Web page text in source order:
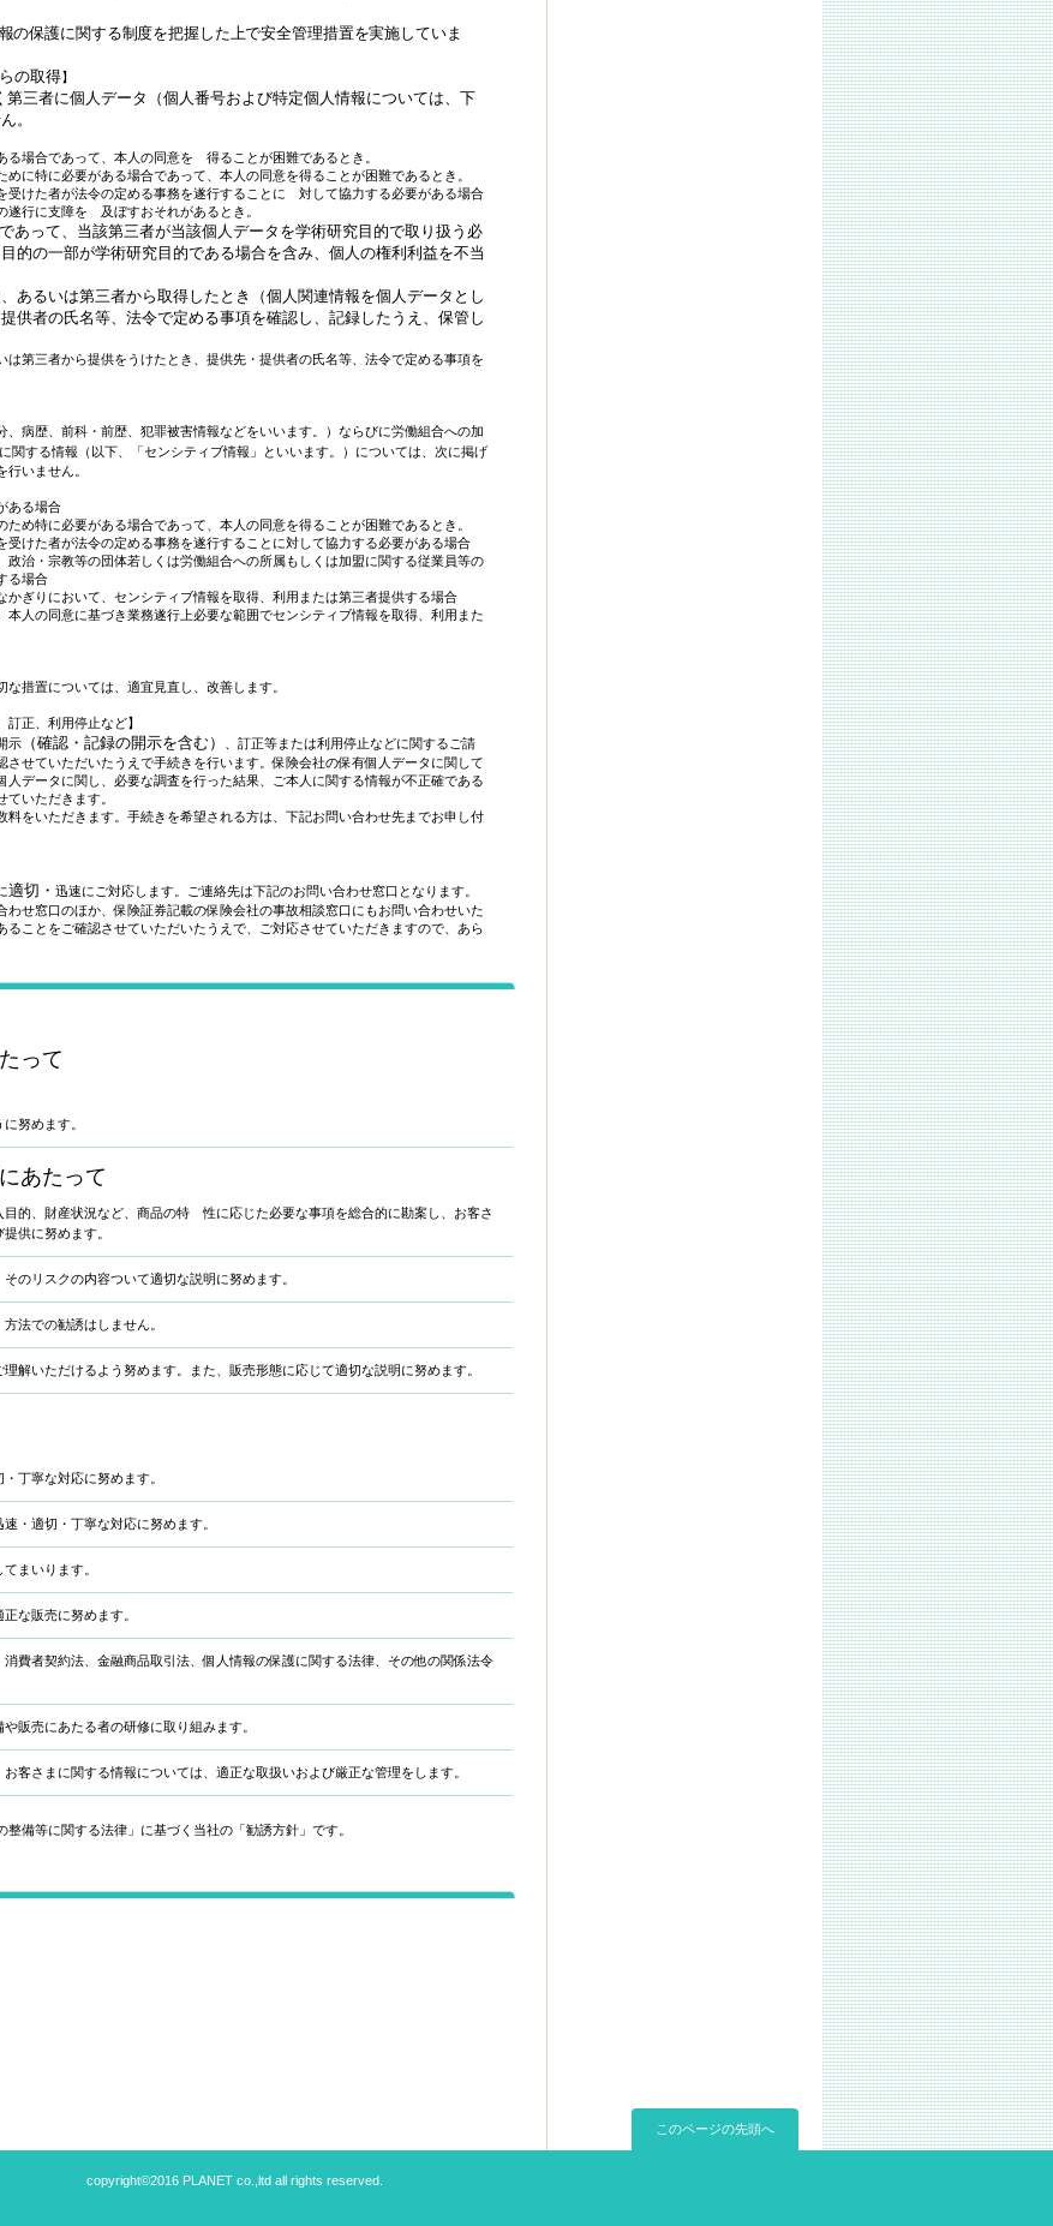
の保護に関する制度を把握した上で安全管理措置を実施していま
の取得】
三者に個人データ
（個人番号および特定個人情報については、下
。
場合であって、本人の同意を 得ることが困難であるとき。
に特に必要がある場合であって、本人の同意を得ることが困難であるとき。
けた者が法令の定める事務を遂行することに 対して協力する必要がある場合
遂行に支障を 及ぼすおそれがあるとき。
あって、当該第三者が当該個人データを学術研究目的で取り扱う必
的の一部が学術研究目的である場合を含み、個人の権利利益を不当
あるいは第三者から取得したとき（個人関連情報を個人データとし
供者の氏名等、法令で定める事項を確認し、記録したうえ、保管し
は第三者から提供をうけたとき、提供先・提供者の氏名等、法令で定める事項を
病歴、前科・前歴、犯罪被害情報などをいいます。）ならびに労働組合への加
関する情報（以下、「センシティブ情報」といいます。）については、次に掲げ
いません。
ある場合
め特に必要がある場合であって、本人の同意を得ることが困難であるとき。
けた者が法令の定める事務を遂行することに対して協力する必要がある場合
治・宗教等の団体若しくは労働組合への所属もしくは加盟に関する従業員等の
る場合
ぎりにおいて、センシティブ情報を取得、利用または第三者提供する場合
人の同意に基づき業務遂行上必要な範囲でセンシティブ情報を取得、利用また
措置については、適宜見直し、改善します。
訂正、利用停止など】
示
（確認・記録の開示を含む）
、訂正等または利用停止などに関するご請
せていただいたうえで手続きを行います。保険会社の保有個人データに関して
データに関し、必要な調査を行った結果、ご本人に関する情報が不正確である
いただきます。
をいただきます。手続きを希望される方は、下記お問い合わせ先までお申し付
適切・迅速にご対応します。ご連絡先は下記のお問い合わせ窓口となります。
わせ窓口のほか、保険証券記載の保険会社の事故相談窓口にもお問い合わせいた
ことをご確認させていただいたうえで、ご対応させていただきますので、あら
って
努めます。
あたって
的、財産状況など、商品の特 性に応じた必要な事項を総合的に勘案し、お客さ
供に努めます。
のリスクの内容ついて適切な説明に努めます。
法での勧誘はしません。
解いただけるよう努めます。また、販売形態に応じて適切な説明に努めます。
丁寧な対応に努めます。
・適切・丁寧な対応に努めます。
まいります。
な販売に努めます。
費者契約法、金融商品取引法、個人情報の保護に関する法律、その他の関係法令
販売にあたる者の研修に取り組みます。
客さまに関する情報については、適正な取扱いおよび厳正な管理をします。
備等に関する法律」に基づく当社の「勧誘方針」です。
このページの先頭へ
copyright©2016 PLANET co.,ltd all rights reserved.